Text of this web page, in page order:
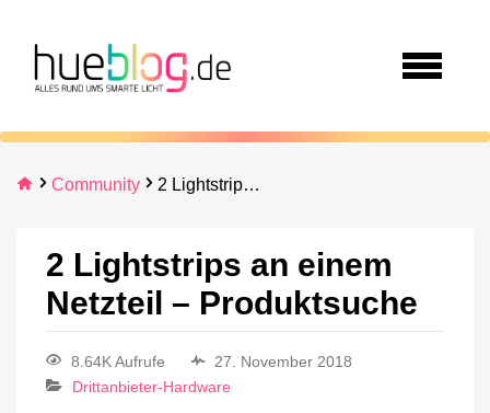
Community 2 Lightstrips an einem Netzteil – Produktsuche
2 Lightstrips an einem
Netzteil – Produktsuche
8.64K Aufrufe
27. November 2018
Drittanbieter-Hardware